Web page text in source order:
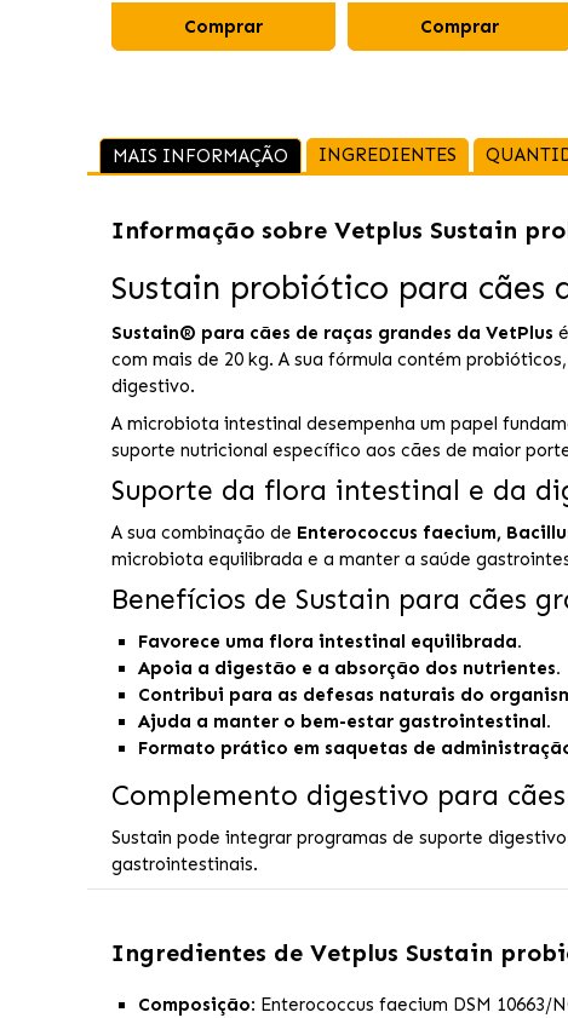
Comprar Comprar
MAIS INFORMAÇÃO INGREDIENTES
Informação sobre Vetplus Sustain
Sustain probiótico para cães
Sustain® para cães de raças grandes da VetPlus
com mais de 20 kg. A sua fórmula contém
digestivo.
A microbiota intestinal desempenha um papel
suporte nutricional específico aos cães de maior
Suporte da flora intestinal e da
A sua combinação de Enterococcus faecium,
microbiota equilibrada e a manter a saúde
Benefícios de Sustain para cães
Favorece uma flora intestinal equilibrada.
Apoia a digestão e a absorção dos nutrientes.
Contribui para as defesas naturais do
Ajuda a manter o bem-estar gastrointestinal.
Formato prático em saquetas de
Complemento digestivo para
Sustain pode integrar programas de suporte
gastrointestinais.
Ingredientes de Vetplus Sustain
Composição: Enterococcus faecium DSM 10663/